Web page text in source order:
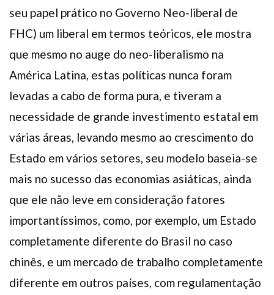
seu papel prático no Governo Neo-liberal de
FHC) um liberal em termos teóricos, ele mostra
que mesmo no auge do neo-liberalismo na
América Latina, estas políticas nunca foram
levadas a cabo de forma pura, e tiveram a
necessidade de grande investimento estatal em
várias áreas, levando mesmo ao crescimento do
Estado em vários setores, seu modelo baseia-se
mais no sucesso das economias asiáticas, ainda
que ele não leve em consideração fatores
importantíssimos, como, por exemplo, um Estado
completamente diferente do Brasil no caso
chinês, e um mercado de trabalho completamente
diferente em outros países, com regulamentação